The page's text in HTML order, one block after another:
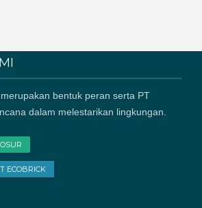
bentuk peran serta PT
dalam melestarikan lingkungan.
ECOBRICK